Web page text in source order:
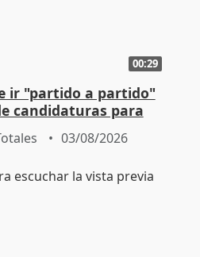
00:29
ir "partido a partido"
candidaturas para
03/08/2026